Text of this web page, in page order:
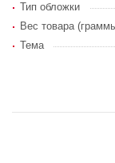
Тип обложки
Вес товара
Тема